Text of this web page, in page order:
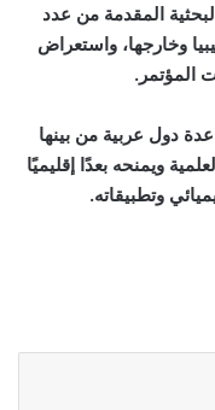
المقدمة من عدد
وخارجها، واستعراض
المؤتمر.
دول عربية من بينها
ويمنحه بعدًا إقليميًا
وتطبيقاته.